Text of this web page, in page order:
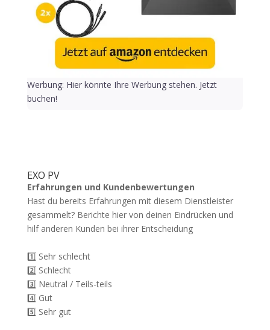
Werbung: Hier könnte Ihre Werbung stehen. Jetzt
buchen!
EXO PV
Erfahrungen und Kundenbewertungen
Hast du bereits Erfahrungen mit diesem Dienstleister
gesammelt? Berichte hier von deinen Eindrücken und
hilf anderen Kunden bei ihrer Entscheidung
1️⃣ Sehr schlecht
2️⃣ Schlecht
3️⃣ Neutral / Teils-teils
4️⃣ Gut
5️⃣ Sehr gut